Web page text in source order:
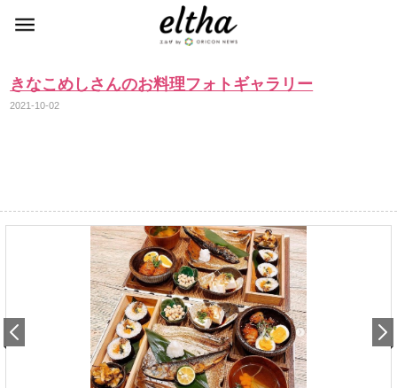
きなこめしさんのお料理フォトギャラリー
2021-10-02